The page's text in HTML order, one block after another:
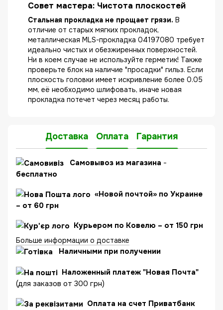
Совет мастера: Чистота плоскостей
Стальная прокладка не прощает грязи. В
отличие от старых мягких прокладок,
металлическая MLS-прокладка 04197080 требует
идеально чистых и обезжиренных поверхностей.
Ни в коем случае не используйте герметик! Также
проверьте блок на наличие "просадки" гильз. Если
плоскость головки имеет искривление более 0.05
мм, её необходимо шлифовать, иначе новая
прокладка потечет через месяц работы.
Доставка Оплата Гарантия
Cамовывоз из магазина -
бесплатно
«Новой почтой» по Украине
– от 60 грн
Курьером по Ковелю – от 150 грн
Больше информации о доставке
Наличными при получении
Наложенный платеж "Новая Почта"
(для заказов от 300 грн)
Оплата на счет Приватбанк